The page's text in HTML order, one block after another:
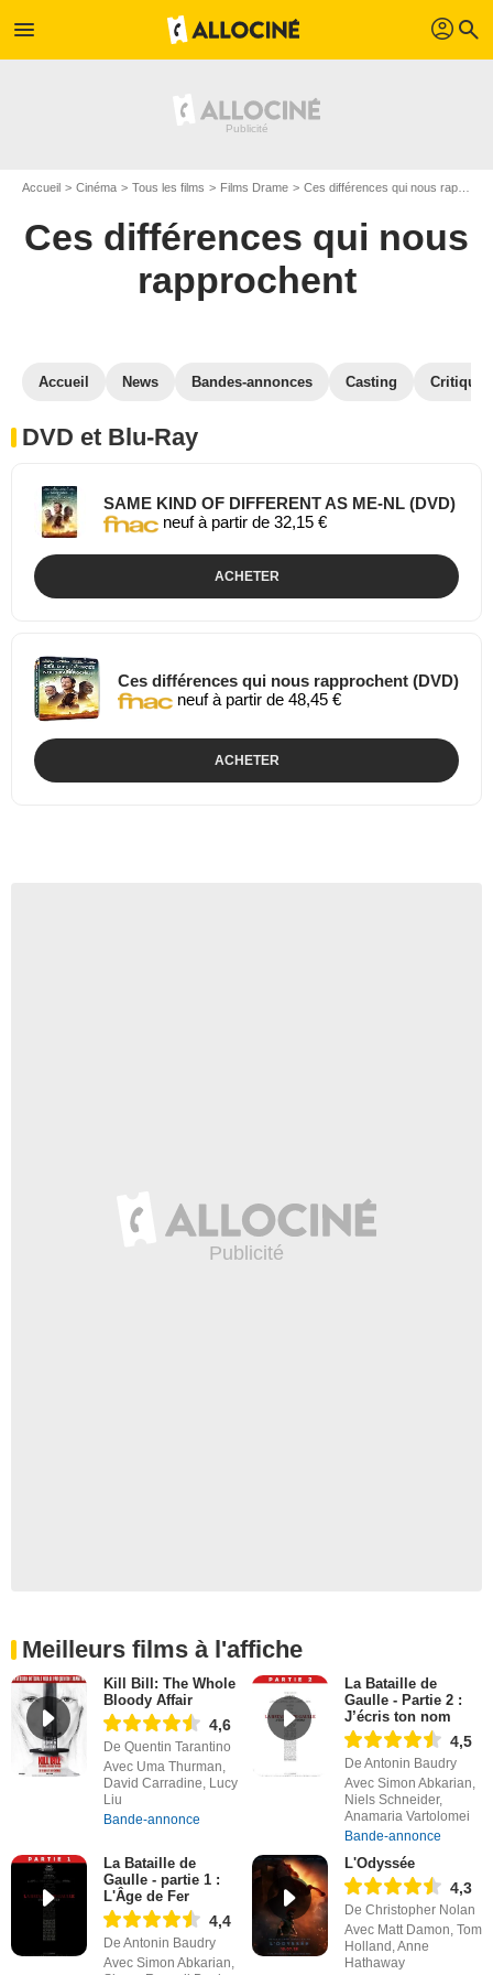
menu profil search
Accueil Cinéma Tous les films Films Drame Ces différences qui nous rapprochent
Ces différences qui nous
rapprochent
Accueil News Bandes-annonces Casting
DVD et Blu-Ray
SAME KIND OF DIFFERENT AS ME-NL (DVD)
neuf à partir de 32,15 €
ACHETER
Ces différences qui nous rapprochent (DVD)
neuf à partir de 48,45 €
ACHETER
Meilleurs films à l'affiche
Kill Bill: The Whole
Bloody Affair
4,6
De Quentin Tarantino
Avec Uma Thurman,
David Carradine, Lucy
Liu
Bande-annonce
La Bataille de
Gaulle - Partie 2 :
J’écris ton nom
4,5
De Antonin Baudry
Avec Simon Abkarian,
Niels Schneider,
Anamaria Vartolomei
Bande-annonce
La Bataille de
Gaulle - partie 1 :
L'Âge de Fer
4,4
De Antonin Baudry
Avec Simon Abkarian,
L'Odyssée
4,3
De Christopher Nolan
Avec Matt Damon, Tom
Holland, Anne
Hathaway